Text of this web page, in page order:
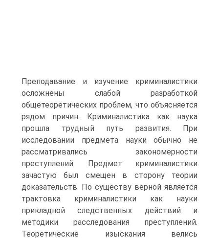
Преподавание и изучение криминалистики
осложнены слабой разработкой
общетеоретических проблем, что объясняется
рядом причин. Криминалистика как наука
прошла трудный путь развития. При
исследовании предмета науки обычно не
рассматривались закономерности
преступлений. Предмет криминалистики
зачастую был смещен в сторону теории
доказательств. По существу верной является
трактовка криминалистики как науки
прикладной следственных действий и
методики расследования преступлений.
Теоретические изыскания велись